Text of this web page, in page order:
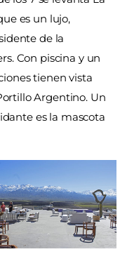
es un lujo,
de la
Con piscina y un
tienen vista
Argentino. Un
es la mascota